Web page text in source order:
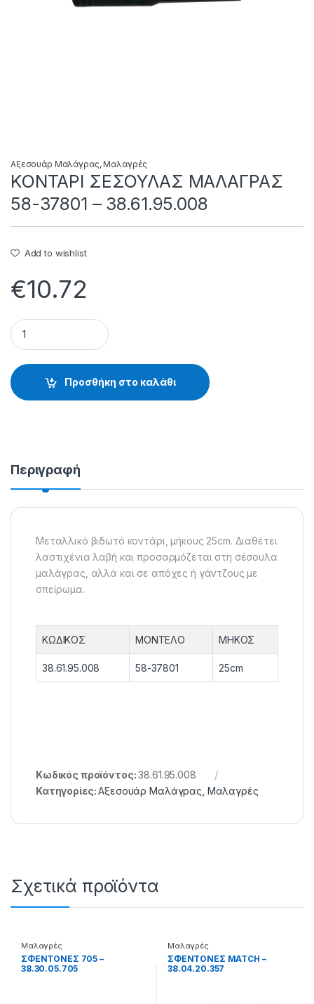
Αξεσουάρ Μαλάγρας,Μαλαγρές
ΚΟΝΤΑΡΙ ΣΕΣΟΥΛΑΣ ΜΑΛΑΓΡΑΣ
58-37801 – 38.61.95.008
Add to wishlist
€10.72
ΚΟΝΤΑΡΙ ΣΕΣΟΥΛΑΣ ΜΑΛΑΓΡΑΣ 58-37801 - 38.61.95.008
Προσθήκη στο καλάθι
Περιγραφή
Μεταλλικό βιδωτό κοντάρι, μήκους 25cm. Διαθέτει
λαστιχένια λαβή και προσαρμόζεται στη σέσουλα
μαλάγρας, αλλά και σε απόχες ή γάντζους με
σπείρωμα.
ΚΩΔΙΚΟΣ ΜΟΝΤΕΛΟ ΜΗΚΟΣ
38.61.95.008 58-37801 25cm
Κωδικός προϊόντος:38.61.95.008
Κατηγορίες:Αξεσουάρ Μαλάγρας Μαλαγρές
Σχετικά προϊόντα
Μαλαγρές
ΣΦΕΝΤΟΝΕΣ 705 –
38.30.05.705
Μαλαγρές
ΣΦΕΝΤΟΝΕΣ MATCH –
38.04.20.357